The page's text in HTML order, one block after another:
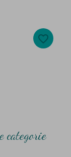
favorite_border
categorie